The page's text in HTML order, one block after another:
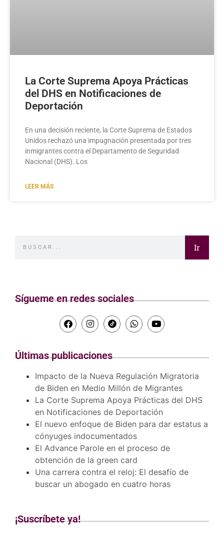
La Corte Suprema Apoya Prácticas
del DHS en Notificaciones de
Deportación
En una decisión reciente, la Corte Suprema de Estados
Unidos rechazó una impugnación presentada por tres
inmigrantes contra el Departamento de Seguridad
Nacional (DHS). Los
LEER MÁS
Ir
Sígueme en redes sociales
Últimas publicaciones
Impacto de la Nueva Regulación Migratoria
de Biden en Medio Millón de Migrantes
La Corte Suprema Apoya Prácticas del DHS
en Notificaciones de Deportación
El nuevo enfoque de Biden para dar estatus a
cónyuges indocumentados
El Advance Parole en el proceso de
obtención de la green card
Una carrera contra el reloj: El desafío de
buscar un abogado en cuatro horas
¡Suscríbete ya!